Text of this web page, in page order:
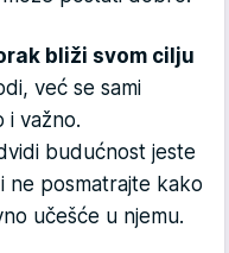
bliži svom cilju
već se sami
i važno.
budućnost jeste
ne posmatrajte kako
učešće u njemu.